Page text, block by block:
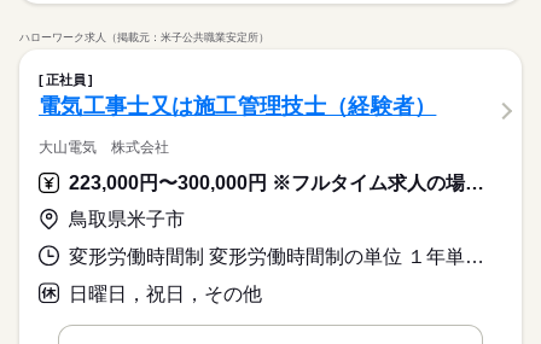
ハローワーク求人（掲載元：米子公共職業安定所）
正社員
電気工事士又は施工管理技士（経験者）
大山電気 株式会社
223,000円〜300,000円 ※フルタイム求人の場合は月額（換算額）、パート求人の場合は時間額を表示しています。
鳥取県米子市
変形労働時間制 変形労働時間制の単位 １年単位 就業時間１ 8時00分〜17時00分
日曜日，祝日，その他